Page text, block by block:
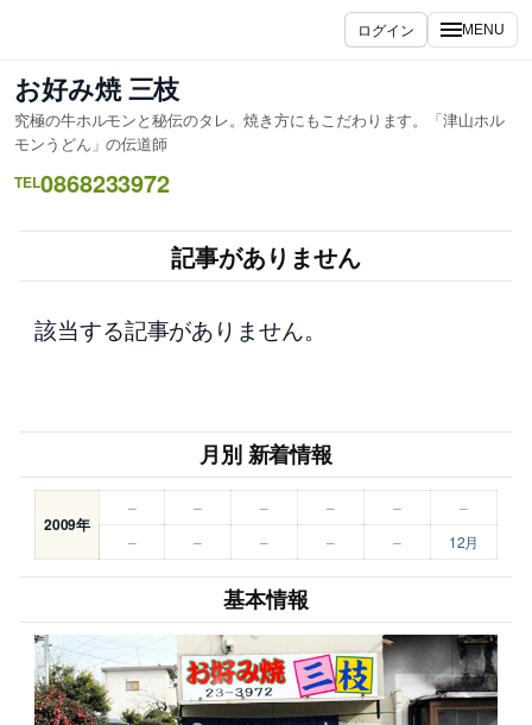
ス
キ
ッ
プ
ログイン MENU
お好み焼 三枝
究極の牛ホルモンと秘伝のタレ。焼き方にもこだわります。「津山ホル
モンうどん」の伝道師
TEL0868233972
記事がありません
該当する記事がありません。
月別 新着情報
2009年
– – – – –
–
–
– – – – 12月
基本情報